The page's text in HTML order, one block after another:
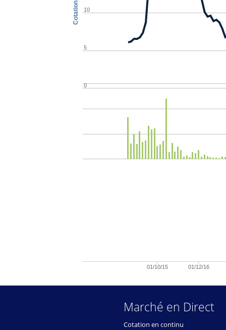
Cotation
01/10/15 01/12/16
0
5
10
Marché en Direct
Cotation en continu